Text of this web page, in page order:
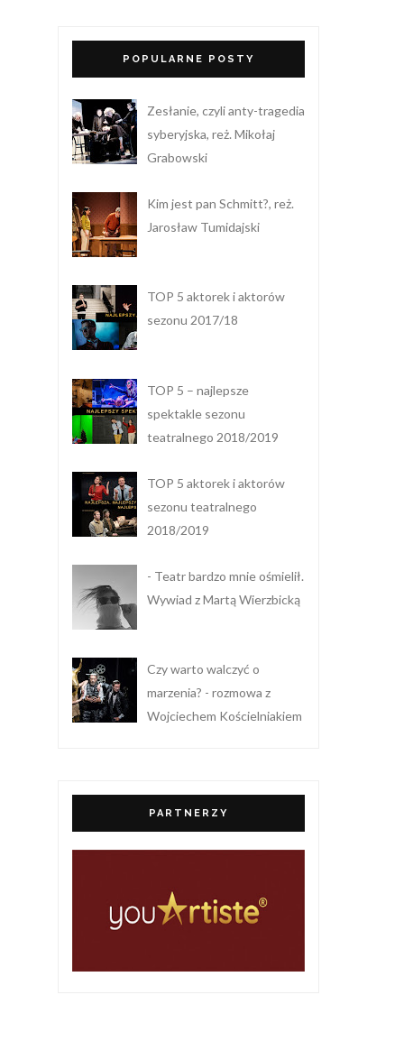
POPULARNE POSTY
Zesłanie, czyli anty-tragedia
syberyjska, reż. Mikołaj
Grabowski
Kim jest pan Schmitt?, reż.
Jarosław Tumidajski
TOP 5 aktorek i aktorów
sezonu 2017/18
TOP 5 – najlepsze
spektakle sezonu
teatralnego 2018/2019
TOP 5 aktorek i aktorów
sezonu teatralnego
2018/2019
- Teatr bardzo mnie ośmielił.
Wywiad z Martą Wierzbicką
Czy warto walczyć o
marzenia? - rozmowa z
Wojciechem Kościelniakiem
PARTNERZY